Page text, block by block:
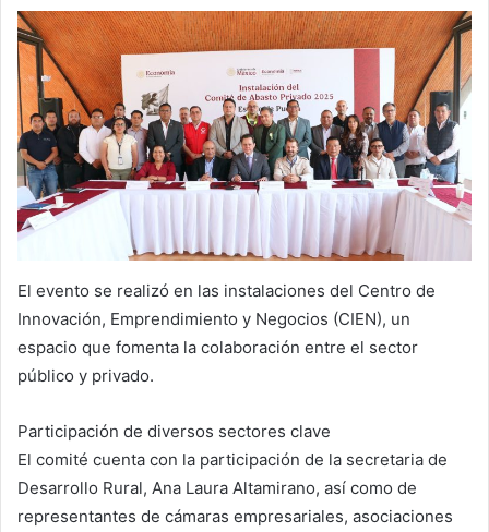
El evento se realizó en las instalaciones del Centro de
Innovación, Emprendimiento y Negocios (CIEN), un
espacio que fomenta la colaboración entre el sector
público y privado.
Participación de diversos sectores clave
El comité cuenta con la participación de la secretaria de
Desarrollo Rural, Ana Laura Altamirano, así como de
representantes de cámaras empresariales, asociaciones